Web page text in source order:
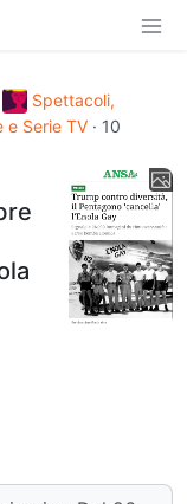
Spettacoli,
e Serie TV · 10